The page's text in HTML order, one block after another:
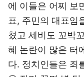
에 이들은 어찌 보
표, 주민의 대표임
쳤고 세비도 꼬박
혜 논란이 많은 터
다. 정치인들은 죄